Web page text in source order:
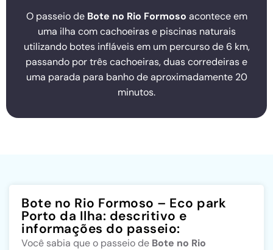
O passeio de Bote no Rio Formoso acontece em
uma ilha com cachoeiras e piscinas naturais
utilizando botes infláveis em um percurso de 6 km,
passando por três cachoeiras, duas corredeiras e
uma parada para banho de aproximadamente 20
minutos.
Bote no Rio Formoso – Eco park
Porto da Ilha: descritivo e
informações do passeio:
Você sabia que o passeio de Bote no Rio